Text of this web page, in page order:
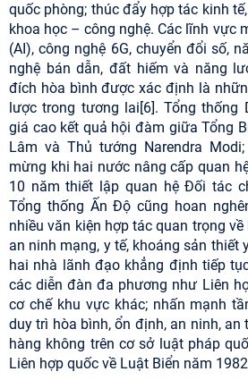
quốc phòng; thúc đẩy hợp tác kinh
khoa học – công nghệ. Các lĩnh vực
(AI), công nghệ 6G, chuyển đổi số,
nghệ bán dẫn, đất hiếm và năng
đích hòa bình được xác định là
lược trong tương lai[6]. Tổng thống
giá cao kết quả hội đàm giữa Tổng
Lâm và Thủ tướng Narendra
mừng khi hai nước nâng cấp quan
10 năm thiết lập quan hệ Đối tác
Tổng thống Ấn Độ cũng hoan
nhiều văn kiện hợp tác quan trọng
an ninh mạng, y tế, khoáng sản thiết
hai nhà lãnh đạo khẳng định tiếp
các diễn đàn đa phương như Liên
cơ chế khu vực khác; nhấn mạnh
duy trì hòa bình, ổn định, an ninh,
hàng không trên cơ sở luật pháp
Liên hợp quốc về Luật Biển năm